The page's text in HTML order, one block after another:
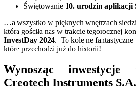
Świętowanie 10. urodzin aplikacji
…a wszystko w pięknych wnętrzach
która gościła nas w trakcie tegorocznej
InvestDay 2024. To kolejne
które przechodzi już do historii!
Wynosząc
Creotech Instruments S.A.